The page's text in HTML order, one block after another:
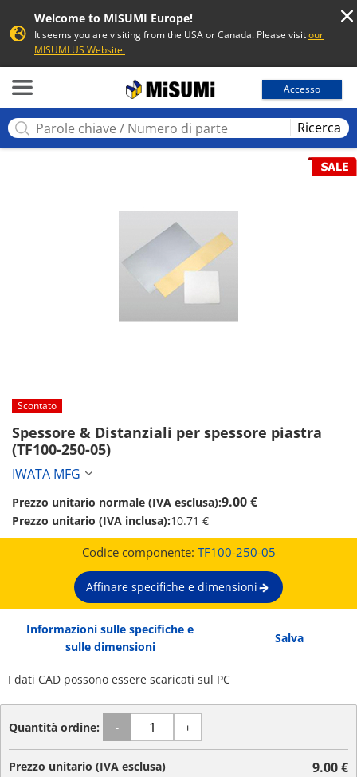
Welcome to MISUMI Europe!
It seems you are visiting from the USA or Canada. Please visitour
MISUMI US Website.
Accesso
Ricerca
Scontato
Spessore & Distanziali per spessore piastra
(TF100-250-05)
IWATA MFG
Prezzo unitario normale (IVA esclusa):9.00 €
Prezzo unitario (IVA inclusa):10.71 €
Codice componente: TF100-250-05
Affinare specifiche e dimensioni
Informazioni sulle specifiche e
sulle dimensioni
Salva
I dati CAD possono essere scaricati sul PC
Quantità ordine: - +
Prezzo unitario (IVA esclusa) 9.00 €